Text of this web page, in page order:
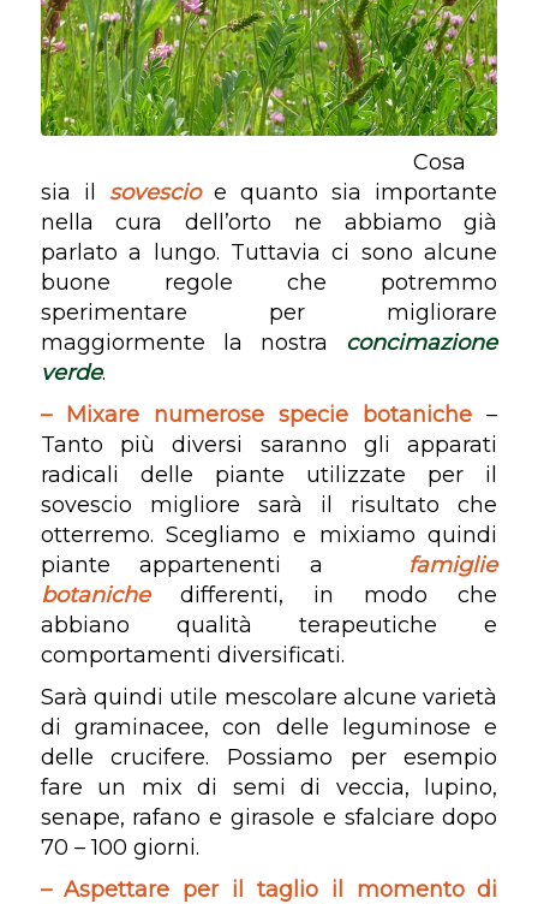
Cosa
sia il
sovescioe quanto sia importante
nella cura dell’orto ne abbiamo già
parlato a lungo. Tuttavia ci sono alcune
buone regole che potremmo
sperimentare per migliorare
maggiormente la nostra concimazione
verde.
– Mixare numerose specie botaniche –
Tanto più diversi saranno gli apparati
radicali delle piante utilizzate per il
sovescio migliore sarà il risultato che
otterremo. Scegliamo e mixiamo quindi
piante appartenenti a
famiglie
botanichedifferenti, in modo che
abbiano qualità terapeutiche e
comportamenti diversificati.
Sarà quindi utile mescolare alcune varietà
di graminacee, con delle leguminose e
delle crucifere. Possiamo per esempio
fare un mix di semi di veccia, lupino,
senape, rafano e girasole e sfalciare dopo
70 – 100 giorni.
– Aspettare per il taglio il momento di